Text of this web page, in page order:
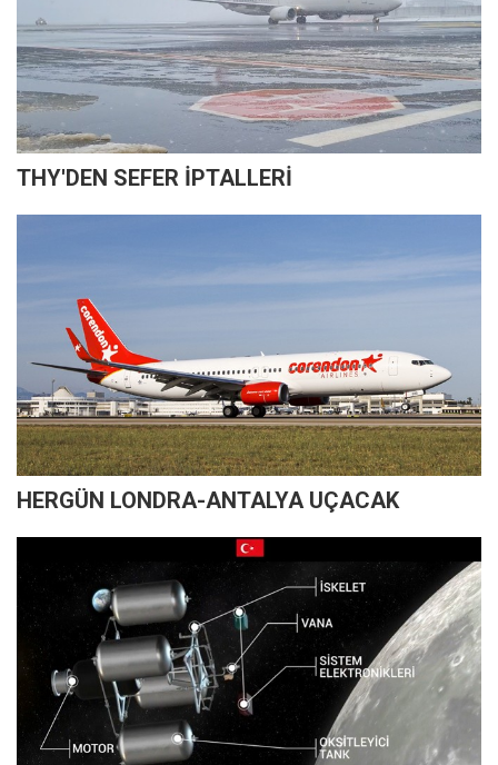
THY'DEN SEFER İPTALLERİ
HERGÜN LONDRA-ANTALYA UÇACAK